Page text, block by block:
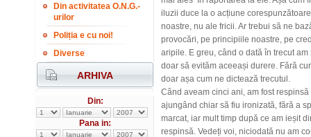
Din activitatea O.N.G.-
urilor
Poliția e cu noi!
Diverse
ARHIVA
Din:
Pana in:
iluzii duce la o acțiune
noastre, nu ale fricii. Ar trebui să ne
provocări, pe principiile noastre, pe
aripile. E greu, când o dată în trecut
doar să evităm aceeași durere. Fără
doar așa cum ne dictează trecutul.
Când aveam cinci ani, am fost
ajungând chiar să fiu ironizată, fără a
marcat, iar mult timp după ce am ieșit
respinsă. Vedeți voi, niciodată nu am